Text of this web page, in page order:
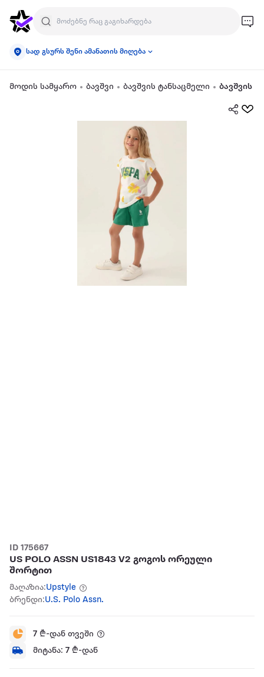
სად გსურს შენი ამანათის მიღება
მოდის სამყარო ბავშვი ბავშვის ტანსაცმელი ბავშვის
ID 175667
US POLO ASSN US1843 V2 გოგოს ორეული
შორტით
მაღაზია:Upstyle
ბრენდი:U.S. Polo Assn.
7 ₾-დან თვეში
მიტანა: 7 ₾-დან